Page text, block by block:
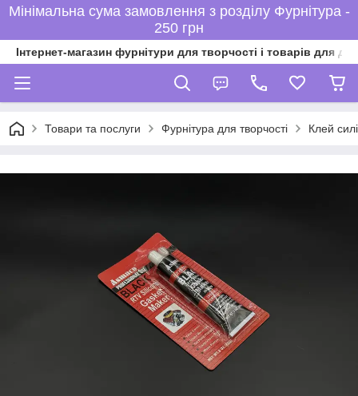
Мінімальна сума замовлення з розділу Фурнітура -
250 грн
Інтернет-магазин фурнітури для творчості і товарів для
Товари та послуги Фурнітура для творчості Клей